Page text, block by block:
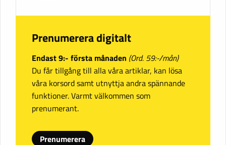
Prenumerera digitalt
Endast 9:- första månaden (Ord. 59:-/mån)
Du får tillgång till alla våra artiklar, kan lösa
våra korsord samt utnyttja andra spännande
funktioner. Varmt välkommen som
prenumerant.
Prenumerera